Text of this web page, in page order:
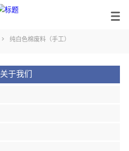
> 纯白色棉废料（手工）
关于我们